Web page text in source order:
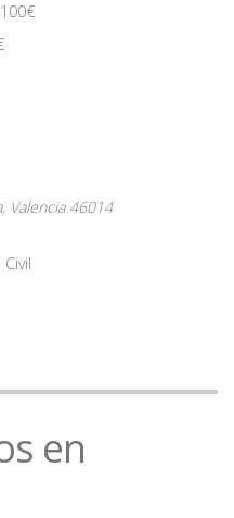
Valencia 46014
en